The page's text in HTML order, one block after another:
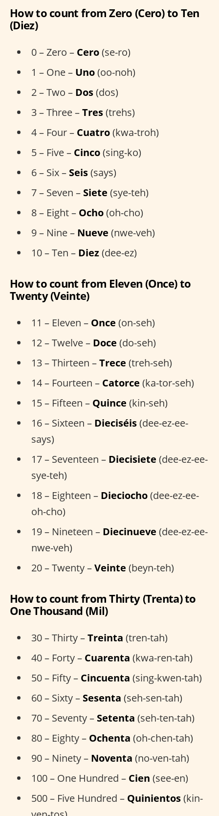
How to count from Zero (Cero) to Ten
(Diez)
0 – Zero – Cero(se-ro)
1 – One – Uno(oo-noh)
2 – Two – Dos(dos)
3 – Three –Tres(trehs)
4 – Four – Cuatro(kwa-troh)
5 – Five – Cinco(sing-ko)
6 – Six – Seis(says)
7 – Seven – Siete (sye-teh)
8 – Eight – Ocho(oh-cho)
9 – Nine – Nueve (nwe-veh)
10 – Ten – Diez(dee-ez)
How to count from Eleven (Once) to
Twenty (Veinte)
11 – Eleven – Once (on-seh)
12 – Twelve – Doce (do-seh)
13 – Thirteen –Trece (treh-seh)
14 – Fourteen – Catorce (ka-tor-seh)
15 – Fifteen – Quince (kin-seh)
16 – Sixteen – Dieciséis(dee-ez-ee-
says)
17 – Seventeen – Diecisiete (dee-ez-ee-
sye-teh)
18 – Eighteen – Dieciocho(dee-ez-ee-
oh-cho)
19 – Nineteen – Diecinueve (dee-ez-ee-
nwe-veh)
20 – Twenty –Veinte (beyn-teh)
How to count from Thirty (Trenta) to
One Thousand (Mil)
30 – Thirty –Treinta (tren-tah)
40 – Forty – Cuarenta (kwa-ren-tah)
50 – Fifty – Cincuenta (sing-kwen-tah)
60 – Sixty – Sesenta (seh-sen-tah)
70 – Seventy – Setenta (seh-ten-tah)
80 – Eighty – Ochenta (oh-chen-tah)
90 – Ninety – Noventa (no-ven-tah)
100 – One Hundred – Cien (see-en)
500 – Five Hundred – Quinientos(kin-